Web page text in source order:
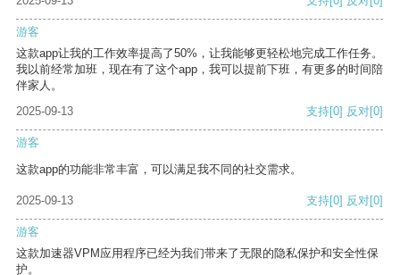
游客
这款app让我的工作效率提高了50%，让我能够更轻松地完成工作任务。
我以前经常加班，现在有了这个app，我可以提前下班，有更多的时间陪
伴家人。
2025-09-13
支持[0] 反对[0]
游客
这款app的功能非常丰富，可以满足我不同的社交需求。
2025-09-13 支持[0] 反对[0]
游客
这款加速器VPM应用程序已经为我们带来了无限的隐私保护和安全性保
护。